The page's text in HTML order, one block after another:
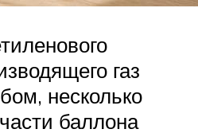
газ
несколько
баллона